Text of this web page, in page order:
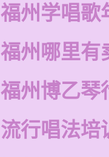
福州学唱歌
福州哪里有
福州博乙琴
流行唱法培